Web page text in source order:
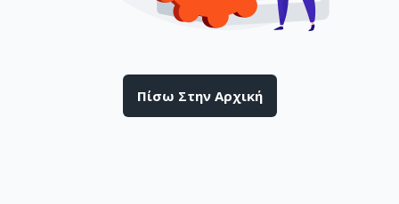
Πίσω Στην Αρχική